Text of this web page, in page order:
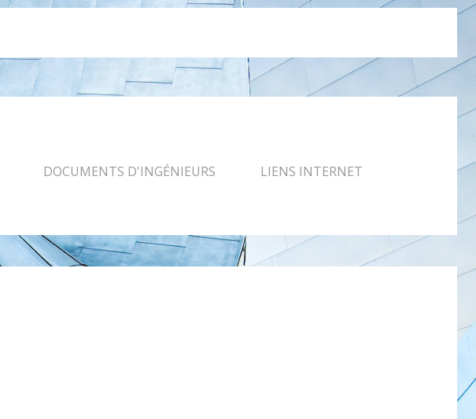
DOCUMENTS D'INGÉNIEURS LIENS INTERNET